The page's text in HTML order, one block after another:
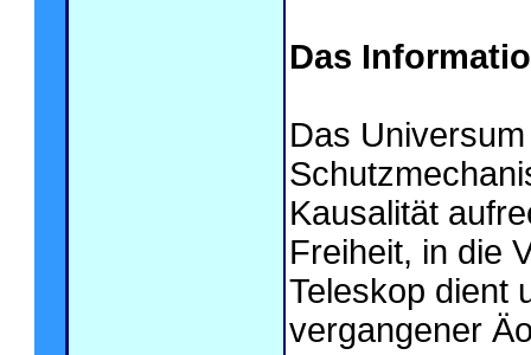
Das
Das
Kausalität
Freiheit, in die
Teleskop dient
vergangener